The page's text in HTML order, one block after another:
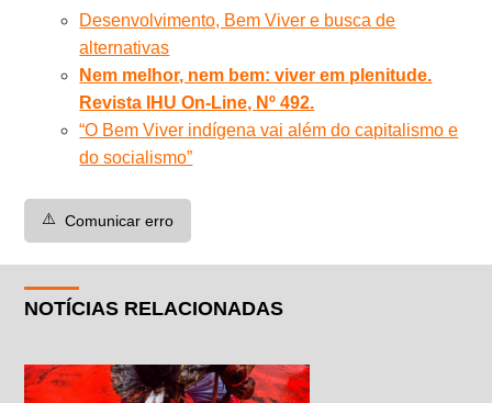
Desenvolvimento, Bem Viver e busca de
alternativas
Nem melhor, nem bem: viver em plenitude.
Revista IHU On-Line, Nº 492.
“O Bem Viver indígena vai além do capitalismo e
do socialismo”
⚠️ Comunicar erro
NOTÍCIAS RELACIONADAS